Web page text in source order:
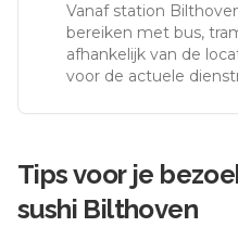
Vanaf station
bereiken met bus,
afhankelijk van de
voor de actuele
Tips voor je
sushi Bilthoven